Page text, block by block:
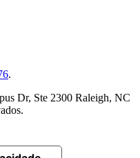
.
Dr, Ste 2300 Raleigh, NC